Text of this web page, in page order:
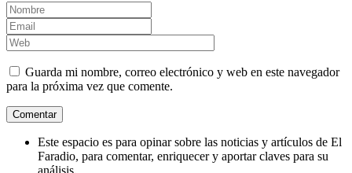
Guarda mi nombre, correo electrónico y web en este navegador
para la próxima vez que comente.
Este espacio es para opinar sobre las noticias y artículos de El
Faradio, para comentar, enriquecer y aportar claves para su
análisis.